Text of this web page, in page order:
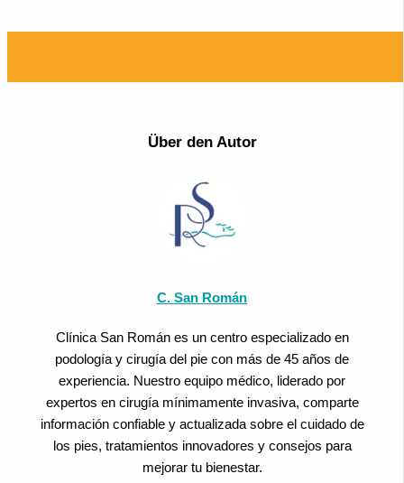
Über den Autor
C. San Román
Clínica San Román es un centro especializado en
podología y cirugía del pie con más de 45 años de
experiencia. Nuestro equipo médico, liderado por
expertos en cirugía mínimamente invasiva, comparte
información confiable y actualizada sobre el cuidado de
los pies, tratamientos innovadores y consejos para
mejorar tu bienestar.